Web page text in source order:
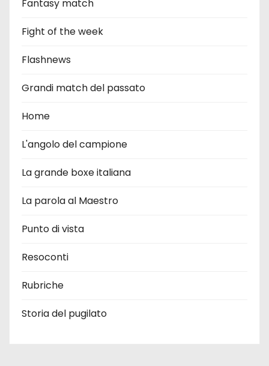
Fantasy match
Fight of the week
Flashnews
Grandi match del passato
Home
L'angolo del campione
La grande boxe italiana
La parola al Maestro
Punto di vista
Resoconti
Rubriche
Storia del pugilato